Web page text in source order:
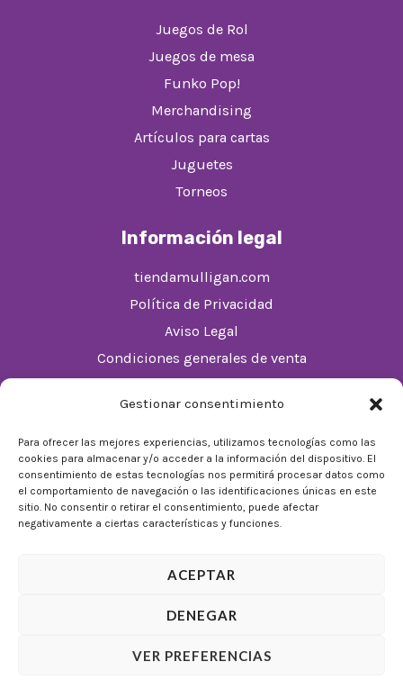
Gestionar consentimiento
Para ofrecer las mejores experiencias, utilizamos tecnologías como las
cookies para almacenar y/o acceder a la información del dispositivo. El
consentimiento de estas tecnologías nos permitirá procesar datos como
el comportamiento de navegación o las identificaciones únicas en este
sitio. No consentir o retirar el consentimiento, puede afectar
negativamente a ciertas características y funciones.
ACEPTAR
DENEGAR
VER PREFERENCIAS
Juegos de Rol
Juegos de mesa
Funko Pop!
Merchandising
Artículos para cartas
Juguetes
Torneos
Información legal
tiendamulligan.com
Política de Privacidad
Aviso Legal
Condiciones generales de venta
De Lunes a Domingos de 10:00 a 22:00
Festivos sujetos al horario del Málaga Factory
© 2026 Tienda Mulligan │ Desarrollado por